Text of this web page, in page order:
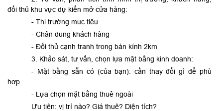
đối thủ khu vực dự kiến mở cửa hàng:
- Thị trường mục tiêu
- Chân dung khách hàng
- Đối thủ cạnh tranh trong bán kính 2km
3. Khảo sát, tư vấn, chọn lựa mặt bằng kinh doanh:
- Mặt bằng sẵn có (của bạn): cần thay đổi gì để phù
hợp.
- Lựa chọn mặt bằng thuê ngoài
Ưu tiên: vị trí nào? Giá thuê? Diện tích?